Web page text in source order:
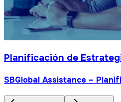
Planificación de
SBGlobal Assistance –